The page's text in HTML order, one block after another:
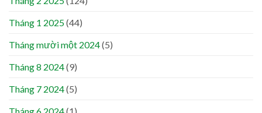
Tháng 1 2025(44)
Tháng mười một 2024(5)
Tháng 8 2024(9)
Tháng 7 2024(5)